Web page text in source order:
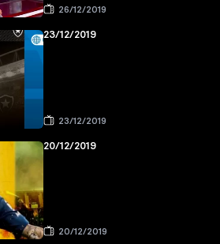
26/12/2019
23/12/2019
23/12/2019
20/12/2019
20/12/2019